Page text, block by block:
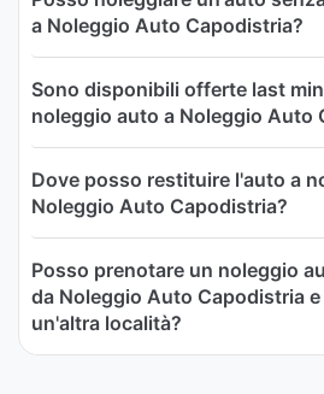
a Noleggio Auto Capodistria?
Sono disponibili offerte last
noleggio auto a Noleggio Auto
Dove posso restituire l'auto a
Noleggio Auto Capodistria?
Posso prenotare un noleggio
da Noleggio Auto Capodistria
un'altra località?